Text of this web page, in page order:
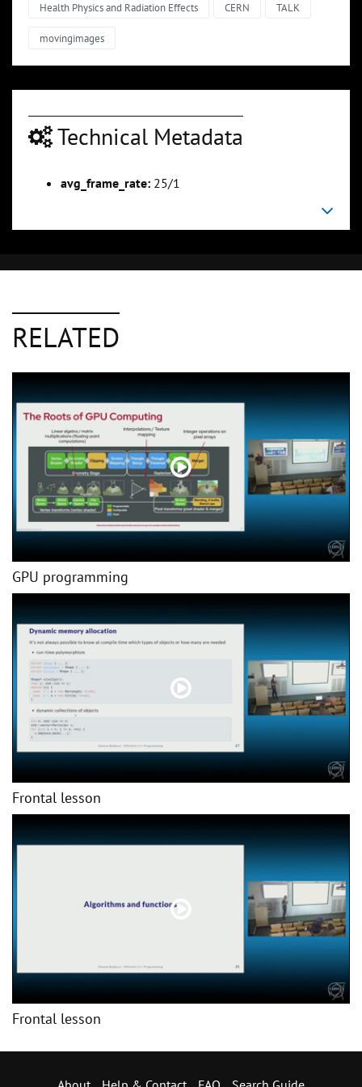
Health Physics and Radiation Effects CERN TALK
movingimages
Technical Metadata
avg_frame_rate: 25/1
RELATED
GPU programming
Frontal lesson
Frontal lesson